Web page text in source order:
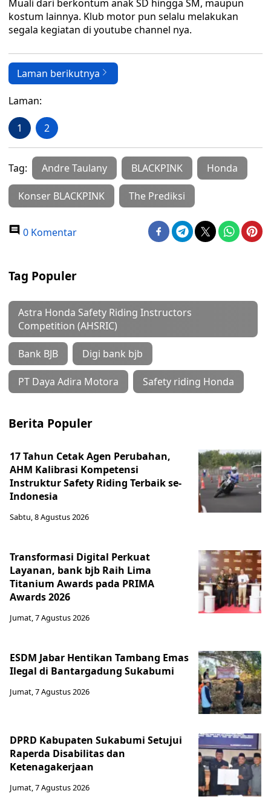
Muali dari berkontum anak SD hingga SM, maupun
kostum lainnya. Klub motor pun selalu melakukan
segala kegiatan di youtube channel nya.
Laman berikutnya
Laman:
1 2
Tag: Andre Taulany BLACKPINK Honda
Konser BLACKPINK The Prediksi
0 Komentar
Tag Populer
Astra Honda Safety Riding Instructors
Competition (AHSRIC)
Bank BJB Digi bank bjb
PT Daya Adira Motora Safety riding Honda
Berita Populer
17 Tahun Cetak Agen Perubahan,
AHM Kalibrasi Kompetensi
Instruktur Safety Riding Terbaik se-
Indonesia
Sabtu, 8 Agustus 2026
Transformasi Digital Perkuat
Layanan, bank bjb Raih Lima
Titanium Awards pada PRIMA
Awards 2026
Jumat, 7 Agustus 2026
ESDM Jabar Hentikan Tambang Emas
Ilegal di Bantargadung Sukabumi
Jumat, 7 Agustus 2026
DPRD Kabupaten Sukabumi Setujui
Raperda Disabilitas dan
Ketenagakerjaan
Jumat, 7 Agustus 2026